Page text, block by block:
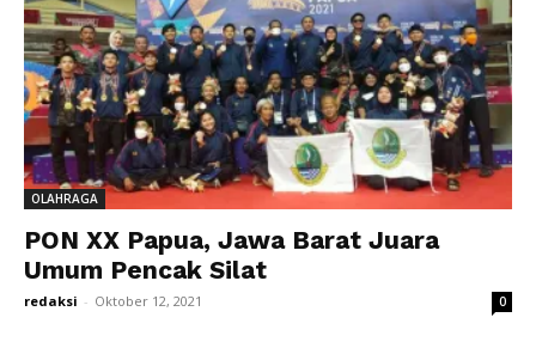
OLAHRAGA
PON XX Papua, Jawa Barat Juara
Umum Pencak Silat
redaksi - Oktober 12, 2021 0